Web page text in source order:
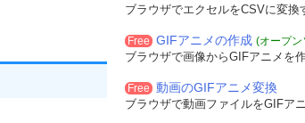
ブラウザでエクセルをCSVに変換
Free GIFアニメの作成 (オープン
ブラウザで画像からGIFアニメを
Free 動画のGIFアニメ変換
ブラウザで動画ファイルをGIFア